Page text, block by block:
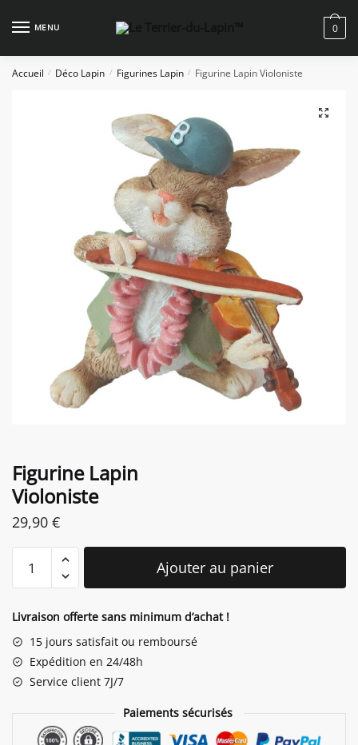
MENU 0
Accueil / Déco Lapin / Figurines Lapin / Figurine Lapin Violoniste
Figurine Lapin
Violoniste
29,90 €
Lapin
Ajouter au panier
Livraison offerte sans minimum d’achat !
15 jours satisfait ou remboursé
Expédition en 24/48h
Service client 7J/7
Paiements sécurisés